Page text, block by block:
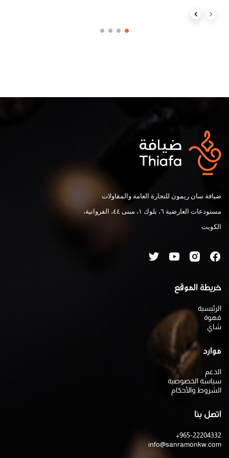
Next slide
Previous slide
ضيافة سان ريمون للتجارة العامة والمقاولات
مستودعات العارضية ٦، بلوك ١، مبنى ٤٤، الفروانية،
الكويت
خريطة الموقع
الرئيسية
قهوة
شاي
موارد
الدعم
سياسة الخصوصية
الشروط والأحكام
اتصل بنا
+965-22204332
info@sanramonkw.com